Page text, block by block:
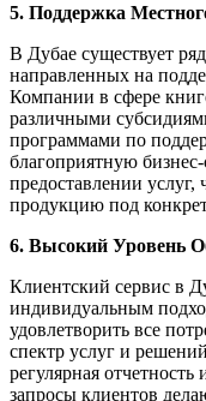
5. Поддержка
В Дубае существует
направленных на
Компании в сфере
различными
программами по
благоприятную бизнес-
предоставлении услуг,
продукцию под
6. Высокий Уровень
Клиентский сервис в
индивидуальным
удовлетворить все
спектр услуг и
регулярная
запросы клиентов